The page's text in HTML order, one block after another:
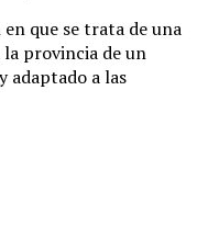
que se trata de una
provincia de un
adaptado a las